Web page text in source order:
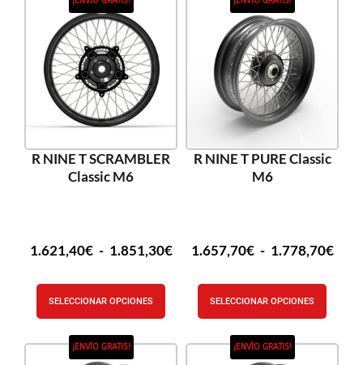
R NINE T SCRAMBLER
Classic M6
1.621,40€ - 1.851,30€
SELECCIONAR OPCIONES
R NINE T PURE Classic
M6
1.657,70€ - 1.778,70€
SELECCIONAR OPCIONES
¡ENVÍO GRATIS! ¡ENVÍO GRATIS!